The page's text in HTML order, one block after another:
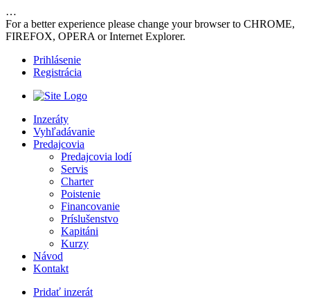
…
For a better experience please change your browser to CHROME,
FIREFOX, OPERA or Internet Explorer.
Prihlásenie
Registrácia
Inzeráty
Vyhľadávanie
Predajcovia
Predajcovia lodí
Servis
Charter
Poistenie
Financovanie
Príslušenstvo
Kapitáni
Kurzy
Návod
Kontakt
Pridať inzerát